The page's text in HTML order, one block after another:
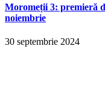
Moromeții 3: premieră
noiembrie
30 septembrie 2024